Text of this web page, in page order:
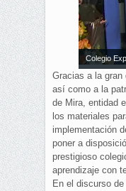
Colegio
Gracias a la
así como a la
de Mira, entidad
los materiales
implementación
poner a
prestigioso
aprendizaje con
En el discurso